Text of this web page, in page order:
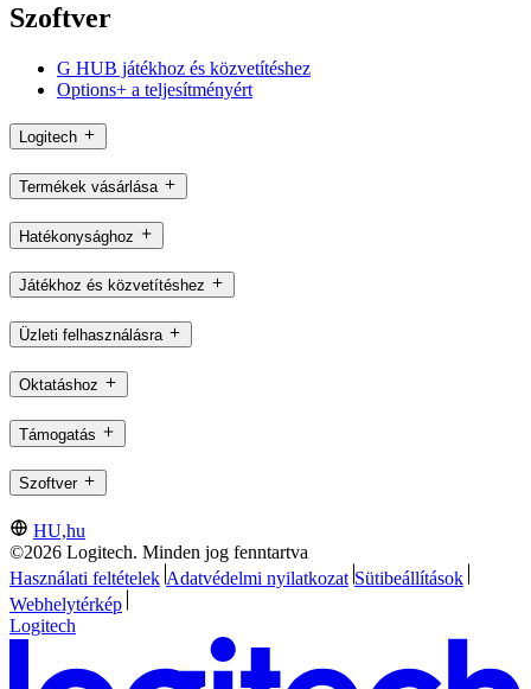
Szoftver
G HUB játékhoz és közvetítéshez
Options+ a teljesítményért
Logitech
Termékek vásárlása
Hatékonysághoz
Játékhoz és közvetítéshez
Üzleti felhasználásra
Oktatáshoz
Támogatás
Szoftver
HU,hu
©2026 Logitech. Minden jog fenntartva
Használati feltételek Adatvédelmi nyilatkozat Sütibeállítások
Webhelytérkép
Logitech